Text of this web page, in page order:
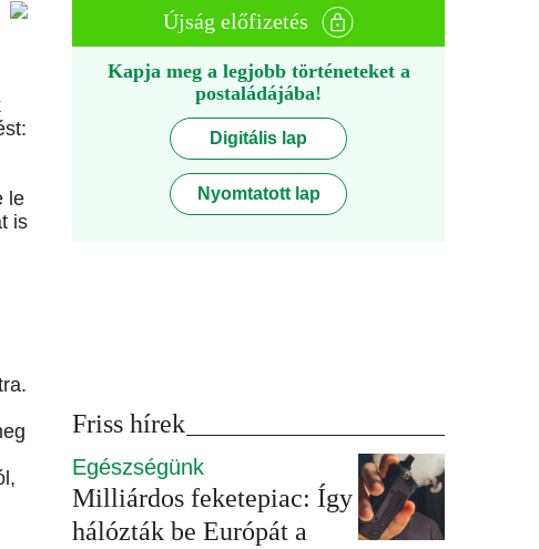
le
is
Újság előfizetés
Kapja meg a legjobb történeteket a
postaládájába!
Digitális lap
Nyomtatott lap
Friss hírek
Egészségünk
Milliárdos feketepiac: Így
hálózták be Európát a